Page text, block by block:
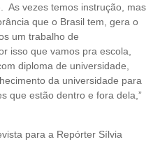
As vezes temos instrução, mas
que o Brasil tem, gera o
um trabalho de
isso que vamos pra escola,
diploma de universidade,
da universidade para
que estão dentro e fora dela,”
para a Repórter Sílvia